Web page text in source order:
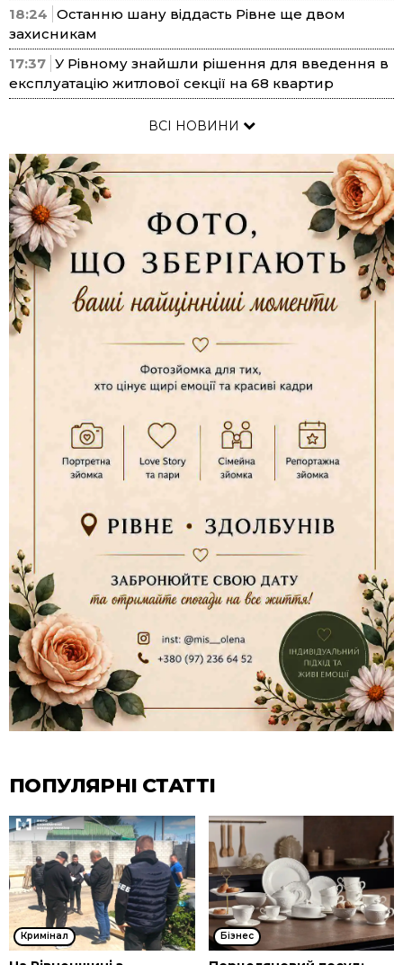
18:24 Останню шану віддасть Рівне ще двом
захисникам
17:37 У Рівному знайшли рішення для введення в
експлуатацію житлової секції на 68 квартир
ВСІ НОВИНИ
ПОПУЛЯРНІ СТАТТІ
Кримінал Бізнес